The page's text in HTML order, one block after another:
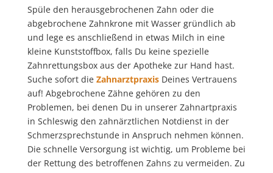
Spüle den herausgebrochenen Zahn oder die
abgebrochene Zahnkrone mit Wasser gründlich ab
und lege es anschließend in etwas Milch in eine
kleine Kunststoffbox, falls Du keine spezielle
Zahnrettungsbox aus der Apotheke zur Hand hast.
Suche sofort die Zahnarztpraxis Deines Vertrauens
auf! Abgebrochene Zähne gehören zu den
Problemen, bei denen Du in unserer Zahnartpraxis
in Schleswig den zahnärztlichen Notdienst in der
Schmerzsprechstunde in Anspruch nehmen können.
Die schnelle Versorgung ist wichtig, um Probleme bei
der Rettung des betroffenen Zahns zu vermeiden. Zu